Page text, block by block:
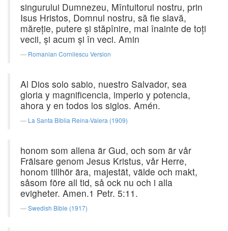
singurului Dumnezeu, Mîntuitorul nostru, prin
Isus Hristos, Domnul nostru, să fie slavă,
măreţie, putere şi stăpînire, mai înainte de toţi
vecii, şi acum şi în veci. Amin
Romanian Cornilescu Version
Al Dios solo sabio, nuestro Salvador, sea
gloria y magnificencia, imperio y potencia,
ahora y en todos los siglos. Amén.
La Santa Biblia Reina-Valera (1909)
honom som allena är Gud, och som är vår
Frälsare genom Jesus Kristus, vår Herre,
honom tillhör ära, majestät, välde och makt,
såsom före all tid, så ock nu och i alla
evigheter. Amen.1 Petr. 5:11.
Swedish Bible (1917)